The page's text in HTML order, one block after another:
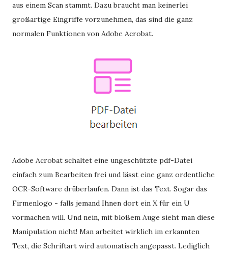
aus einem Scan stammt. Dazu braucht man keinerlei
großartige Eingriffe vorzunehmen, das sind die ganz
normalen Funktionen von Adobe Acrobat.
Adobe Acrobat schaltet eine ungeschützte pdf-Datei
einfach zum Bearbeiten frei und lässt eine ganz ordentliche
OCR-Software drüberlaufen. Dann ist das Text. Sogar das
Firmenlogo - falls jemand Ihnen dort ein X für ein U
vormachen will. Und nein, mit bloßem Auge sieht man diese
Manipulation nicht! Man arbeitet wirklich im erkannten
Text, die Schriftart wird automatisch angepasst. Lediglich